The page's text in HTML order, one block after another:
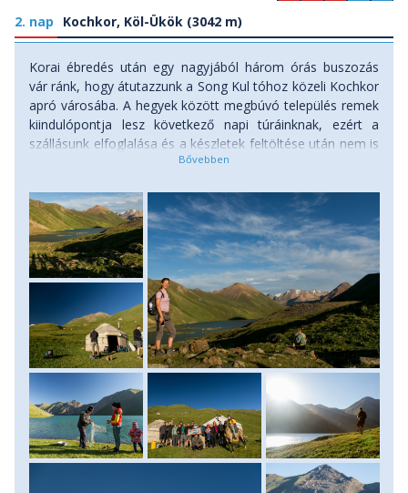
2. nap Kochkor, Köl-Ükök (3042 m)
Korai ébredés után egy nagyjából három órás buszozás
vár ránk, hogy átutazzunk a Song Kul tóhoz közeli Kochkor
apró városába. A hegyek között megbúvó település remek
kiindulópontja lesz következő napi túráinknak, ezért a
szállásunk elfoglalása és a készletek feltöltése után nem is
vesztegetjük időnket és megkezdjük első keményebb,
varázslatos, türkiz kék Köl-Ükök tó, amelyhez egy
kaptatós, ám annál szebb túra keretében juthatunk el a
délutánunk folyamán. A vad hegycsúcsok közé beékelődött
Köl-Ükök mellett már megpillanthatjuk a jellegzetes
jurtákat és a vadlovakat is, ők aztán majd további
napjainkat is végigkísérik Kirgizisztán más tájain keresztül.
Éjszakánkat is az egyik jurtában töltjük, hangulatos
tábortűz és frissen főtt kirgiz fogások társaságában.
Szállás: jurtában. Ellátás: reggeli, ebéd, vacsora. (szint: 700
m, táv: 12 km, menetidő: 6-7 óra)